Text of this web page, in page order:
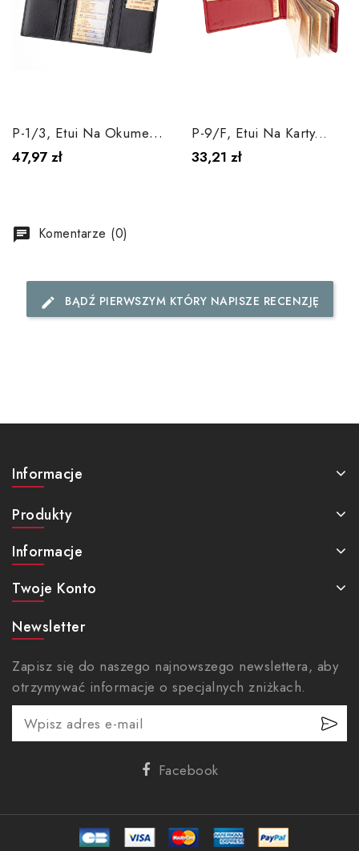
P-1/3, Etui Na Okumenty I...
47,97 zł
P-9/f, Etui Na Karty...
33,21 zł
chat Komentarze (0)
edit BĄDŹ PIERWSZYM KTÓRY NAPISZE RECENZJĘ
Informacje
Produkty
Informacje
Twoje Konto
Newsletter
Zapisz się do naszego najnowszego newslettera, aby
otrzymywać informacje o specjalnych zniżkach.
Facebook